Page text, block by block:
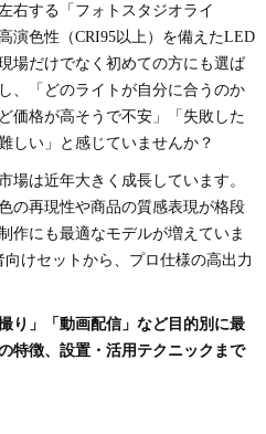
右する「フォトスタジオライ
演色性（CRI95以上）を備えたLED
場だけでなく初めての方にも選ば
、「どのライトが自分に合うのか
価格が高そうで不安」「失敗した
しい」と感じていませんか？
場は近年大きく成長しています。
の再現性や商品の質感表現が格段
作にも最適なモデルが増えていま
けセットから、プロ仕様の高出力
り」「動画配信」など目的別に最
特徴、設置・活用テクニックまで